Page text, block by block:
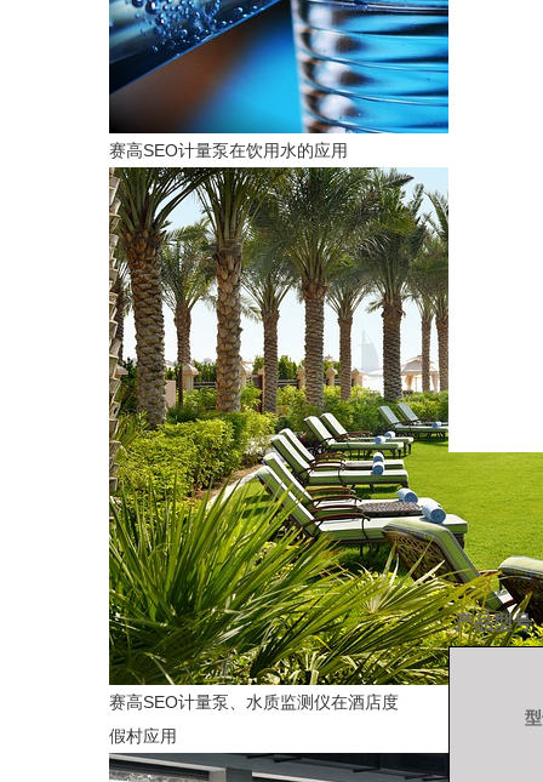
赛高SEO计量泵在饮用水的应用
赛高SEO计量泵、水质监测仪在酒店度
假村应用
产品型号